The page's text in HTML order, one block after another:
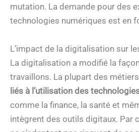
mutation. La demande pour des
technologies numériques est en
L’impact de la digitalisation sur
La digitalisation a modifié la
travaillons. La plupart des
liés à l’utilisation des
comme la finance, la santé et
intègrent des outils digitaux. Par